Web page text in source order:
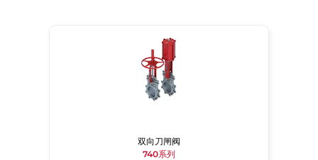
双向刀闸阀
740系列